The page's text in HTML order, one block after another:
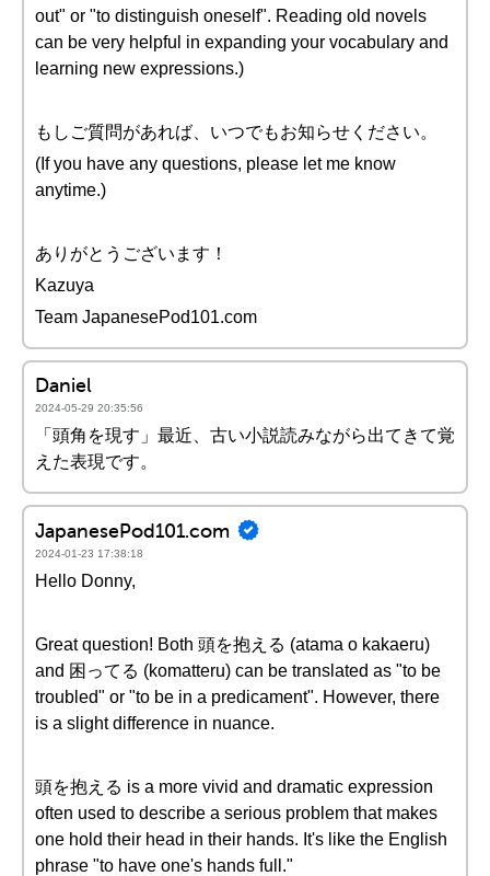
out" or "to distinguish oneself". Reading old novels
can be very helpful in expanding your vocabulary and
learning new expressions.)
もしご質問があれば、いつでもお知らせください。
(If you have any questions, please let me know
anytime.)
ありがとうございます！
Kazuya
Team JapanesePod101.com
Daniel
2024-05-29 20:35:56
「頭角を現す」最近、古い小説読みながら出てきて覚
えた表現です。
JapanesePod101.com
2024-01-23 17:38:18
Hello Donny,
Great question! Both 頭を抱える (atama o kakaeru)
and 困ってる (komatteru) can be translated as "to be
troubled" or "to be in a predicament". However, there
is a slight difference in nuance.
頭を抱える is a more vivid and dramatic expression
often used to describe a serious problem that makes
one hold their head in their hands. It's like the English
phrase "to have one's hands full."